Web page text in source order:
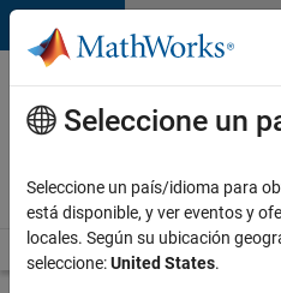
Saltar al contenido
Ofertas
de
empleo
MathWorks
Visión general Búsqueda de empleo
Seleccione un
Seleccione un país/idioma para
está disponible, y ver eventos y
locales. Según su ubicación
seleccione:United States.